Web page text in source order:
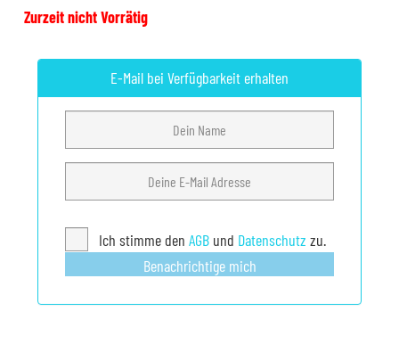
Zurzeit nicht Vorrätig
E-Mail bei Verfügbarkeit erhalten
Ich stimme denAGB und Datenschutz zu.
Benachrichtige mich